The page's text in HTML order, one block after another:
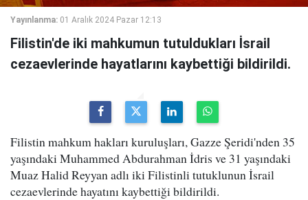
Yayınlanma: 01 Aralık 2024 Pazar 12:13
Filistin'de iki mahkumun tutuldukları İsrail
cezaevlerinde hayatlarını kaybettiği bildirildi.
Filistin mahkum hakları kuruluşları, Gazze Şeridi'nden 35
yaşındaki Muhammed Abdurahman İdris ve 31 yaşındaki
Muaz Halid Reyyan adlı iki Filistinli tutuklunun İsrail
cezaevlerinde hayatını kaybettiği bildirildi.